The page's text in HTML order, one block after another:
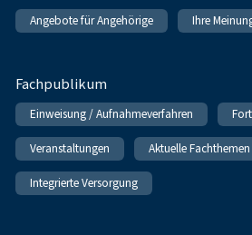
Angebote für Angehörige Ihre
Fachpublikum
Einweisung / Aufnahmeverfahren
Veranstaltungen Aktuelle Fachthemen
Integrierte Versorgung